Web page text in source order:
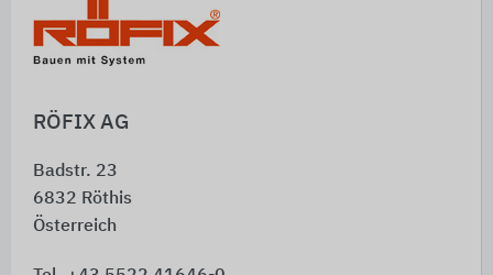
RÖFIX AG
Badstr. 23
6832 Röthis
Österreich